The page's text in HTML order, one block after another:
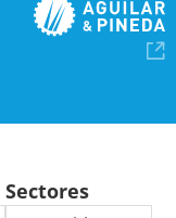
Sectores